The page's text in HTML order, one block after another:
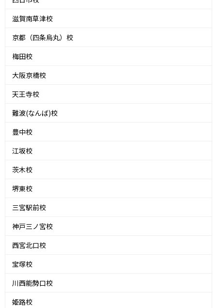
滋賀南草津校
京都（四条烏丸）校
梅田校
大阪京橋校
天王寺校
難波(なんば)校
豊中校
江坂校
茨木校
堺東校
三宮駅前校
神戸三ノ宮校
西宮北口校
宝塚校
川西能勢口校
姫路校